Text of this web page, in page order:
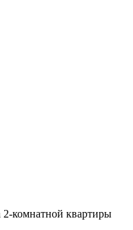
комнатной квартиры